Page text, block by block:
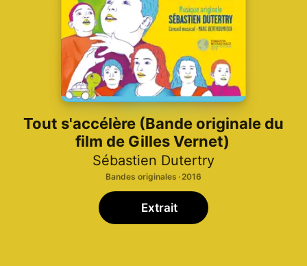
Tout s'accélère (Bande originale du
film de Gilles Vernet)
Sébastien Dutertry
Bandes originales · 2016
Extrait